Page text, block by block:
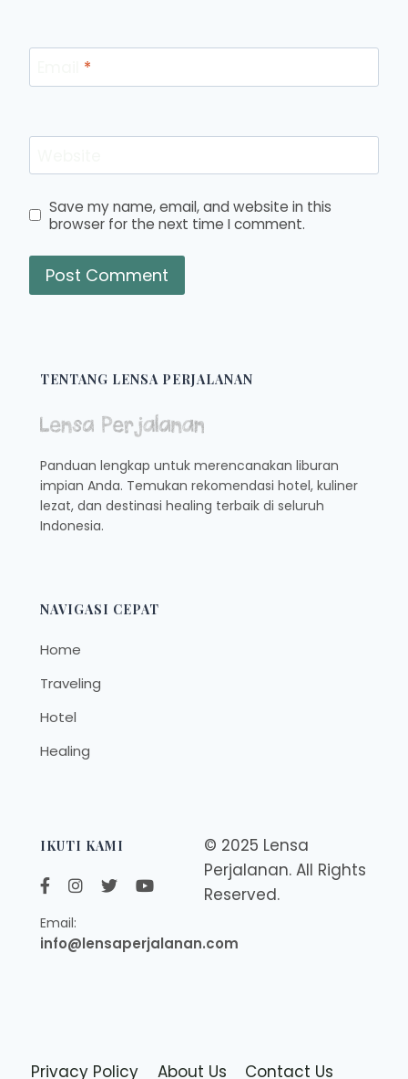
*
Save my name, email, and website in this
browser for the next time I comment.
TENTANG LENSA PERJALANAN
Panduan lengkap untuk merencanakan liburan
impian Anda. Temukan rekomendasi hotel, kuliner
lezat, dan destinasi healing terbaik di seluruh
Indonesia.
NAVIGASI CEPAT
Home
Traveling
Hotel
Healing
IKUTI KAMI
Email:
info@lensaperjalanan.com
© 2025 Lensa
Perjalanan. All Rights
Reserved.
Privacy Policy About Us Contact Us